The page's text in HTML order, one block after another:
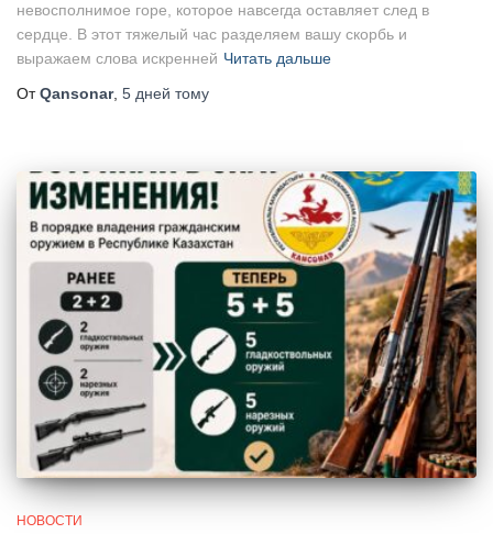
невосполнимое горе, которое навсегда оставляет след в
сердце. В этот тяжелый час разделяем вашу скорбь и
выражаем слова искренней Читать дальше
ОтQansonar, 5 дней тому
НОВОСТИ